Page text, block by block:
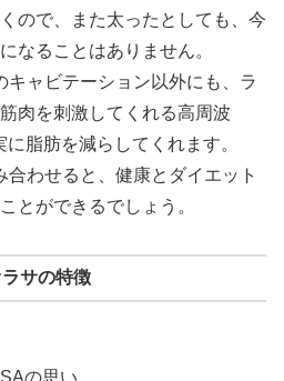
ので、また太ったとしても、今
なることはありません。
キャビテーション以外にも、ラ
肉を刺激してくれる高周波
脂肪を減らしてくれます。
わせると、健康とダイエット
とができるでしょう。
サの特徴
の思い。